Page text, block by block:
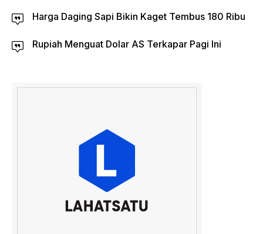
Harga Daging Sapi Bikin Kaget Tembus 180 Ribu
Rupiah Menguat Dolar AS Terkapar Pagi Ini